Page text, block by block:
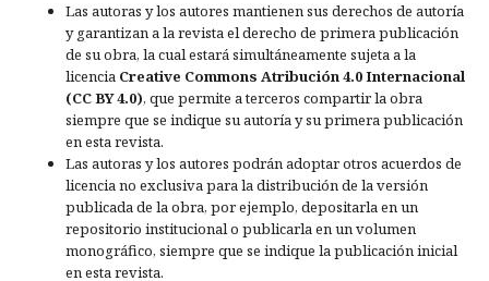
Las autoras y los autores mantienen sus derechos de autoría
y garantizan a la revista el derecho de primera publicación
de su obra, la cual estará simultáneamente sujeta a la
licencia Creative Commons Atribución 4.0 Internacional
(CC BY 4.0), que permite a terceros compartir la obra
siempre que se indique su autoría y su primera publicación
en esta revista.
Las autoras y los autores podrán adoptar otros acuerdos de
licencia no exclusiva para la distribución de la versión
publicada de la obra, por ejemplo, depositarla en un
repositorio institucional o publicarla en un volumen
monográfico, siempre que se indique la publicación inicial
en esta revista.